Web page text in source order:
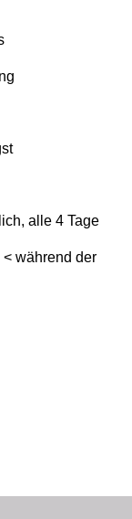
alle 4 Tage
während der